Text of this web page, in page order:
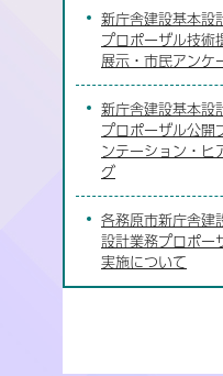
新庁舎建設基本設
プロポーザル技術
展示・市民アンケ
新庁舎建設基本設
プロポーザル公開
ンテーション・ヒ
グ
各務原市新庁舎建
設計業務プロポー
実施について